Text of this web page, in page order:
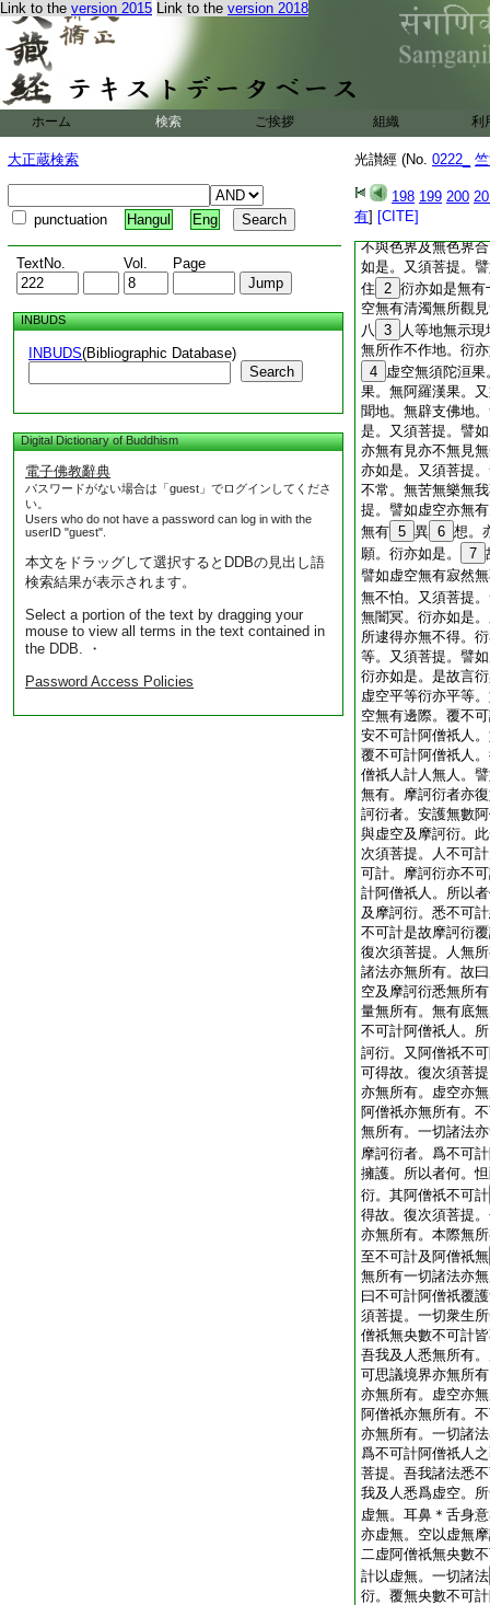
Link to the version 2015 Link to the version 2018
ホーム 検索 ご挨拶 組織 利
大正蔵検索
punctuation Hangul Eng
TextNo. Vol. Page
INBUDS
INBUDS(Bibliographic Database)
Search
Digital Dictionary of Buddhism
電子佛教辭典
パスワードがない場合は「guest」でログインしてくださ
い。
Users who do not have a password can log in with the
userID "guest".
本文をドラッグして選択するとDDBの見出し語
検索結果が表示されます。
Select a portion of the text by dragging your
mouse to view all terms in the text contained in
the DDB. ・
Password Access Policies
光讃經 (No. 0222_
198 199 200
有] [CITE]
今。又須菩提。譬
衍亦如是不増不減
提。譬如虚空無有
無所滅。亦無所住
無見無聞無念無知
空等。又須菩提。
異。亦無所斷亦無
是。又須菩提。譬
無瞋恚法不離瞋恚
亦如是。又須菩提
不與色界及無色界
如是。又須菩提。
住 2 衍亦如是無有
空無有清濁無所觀
八 3
人等地無示
無所作不作地。衍
4 虚空無須陀洹
果。無阿羅漢果。
聞地。無辟支佛地
是。又須菩提。譬
亦無有見亦不無見
亦如是。又須菩提
不常。無苦無樂無
提。譬如虚空亦無
無有 5 異 6 想。
願。衍亦如是。
7
譬如虚空無有寂然
無不怕。又須菩提
無闇冥。衍亦如是
所逮得亦無不得。
等。又須菩提。譬
衍亦如是。是故言
虚空平等衍亦平等
空無有邊際。覆不
安不可計阿僧祇人
覆不可計阿僧祇人
僧祇人計人無人。
無有。摩訶衍者亦
訶衍者。安護無數
與虚空及摩訶衍。
次須菩提。人不可
可計。摩訶衍亦不
計阿僧祇人。所以
及摩訶衍。悉不可
不可計是故摩訶衍
復次須菩提。人無
諸法亦無所有。故
空及摩訶衍悉無所
量無所有。無有底
不可計阿僧祇人。
訶衍。又阿僧祇不
可得故。復次須菩
亦無所有。虚空亦
阿僧祇亦無所有。
無所有。一切諸法
摩訶衍者。爲不可
擁護。所以者何。
衍。其阿僧祇不可計
得故。復次須菩提
亦無所有。本際無
至不可計及阿僧祇無
無所有一切諸法亦
曰不可計阿僧祇覆
須菩提。一切衆生
僧祇無央數不可計
吾我及人悉無所有
可思議境界亦無所
亦無所有。虚空亦
阿僧祇亦無所有。
亦無所有。一切諸
爲不可計阿僧祇人
菩提。吾我諸法悉
我及人悉爲虚空。
虚無。耳鼻＊舌身
亦虚無。空以虚無
二虚阿僧祇無央數
計以虚無。一切諸法
衍。覆無央數不可